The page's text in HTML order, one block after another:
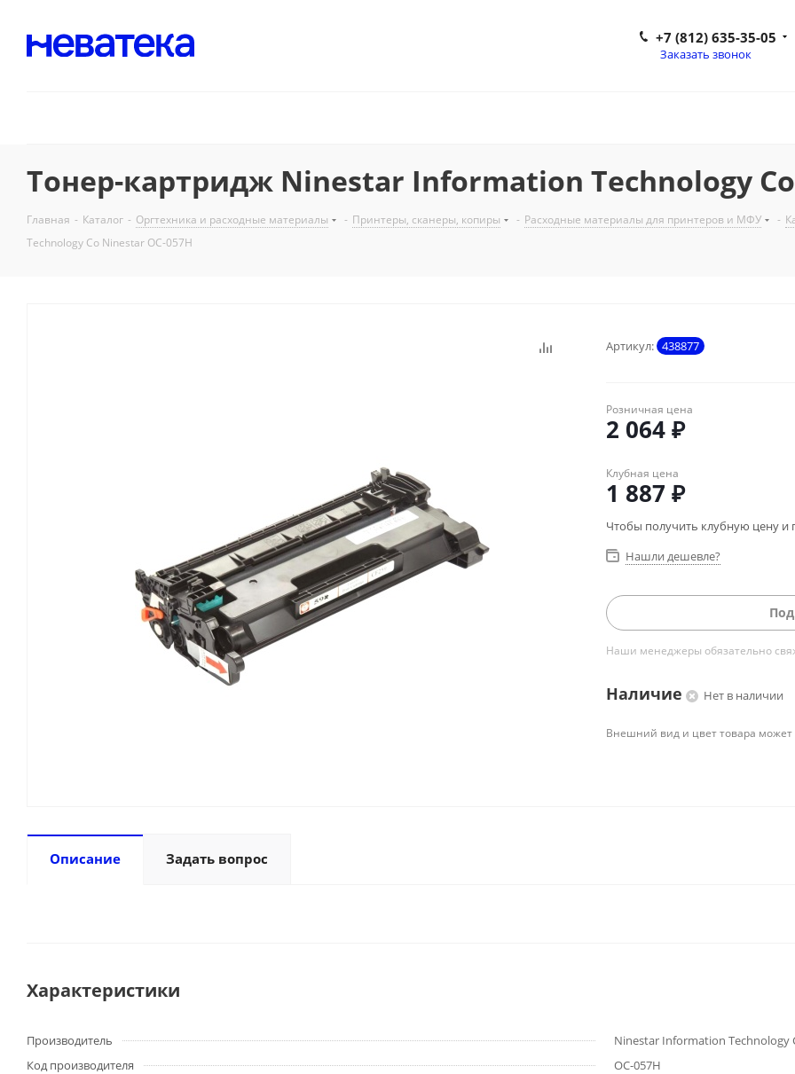
+7 (812) 635-35-05
Заказать звонок
Тонер-картридж Ninestar Information Technology
Главная - Каталог - Оргтехника и расходные материалы - Принтеры, сканеры, копиры - Расходные материалы для принтеров и МФУ -
Technology Co Ninestar OC-057H
Артикул: 438877
Розничная цена
2 064₽
Клубная цена
1 887 ₽
Чтобы получить клубную цену и
Нашли дешевле?
Наши менеджеры обязательно
Наличие Нет в наличии
Внешний вид и цвет товара может
Описание Задать вопрос
Характеристики
Производитель
Ninestar Information Technology
Код производителя
OC-057H